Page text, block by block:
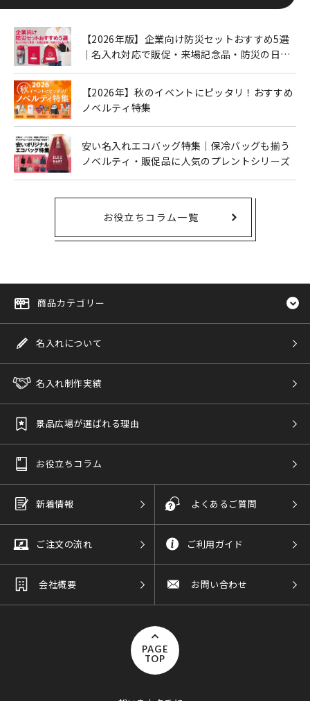
【2026年版】企業向け防災セットおすすめ5選
｜名入れ対応で販促・来場記念品・防災の日に
【2026年】秋のイベントにピッタリ！おすすめ
ノベルティ特集
安い名入れエコバッグ特集｜保冷バッグも揃う
ノベルティ・販促品に人気のプレントシリーズ
お役立ちコラム一覧
商品カテゴリー
名入れについて
名入れ制作実績
景品広場が選ばれる理由
お役立ちコラム
新着情報 よくあるご質問
ご注文の流れ ご利用ガイド
会社概要 お問い合わせ
PAGE
TOP